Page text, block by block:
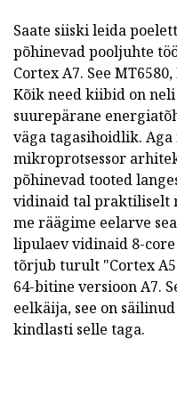
Saate siiski leida
põhinevad pooljuhte
Cortex A7. See
Kõik need kiibid on
suurepärane
väga tagasihoidlik.
mikroprotsessor
põhinevad tooted
vidinaid tal praktiliselt
me räägime eelarve
lipulaev vidinaid 8-core
tõrjub turult "Cortex
64-bitine versioon A7.
eelkäija, see on
kindlasti selle taga.